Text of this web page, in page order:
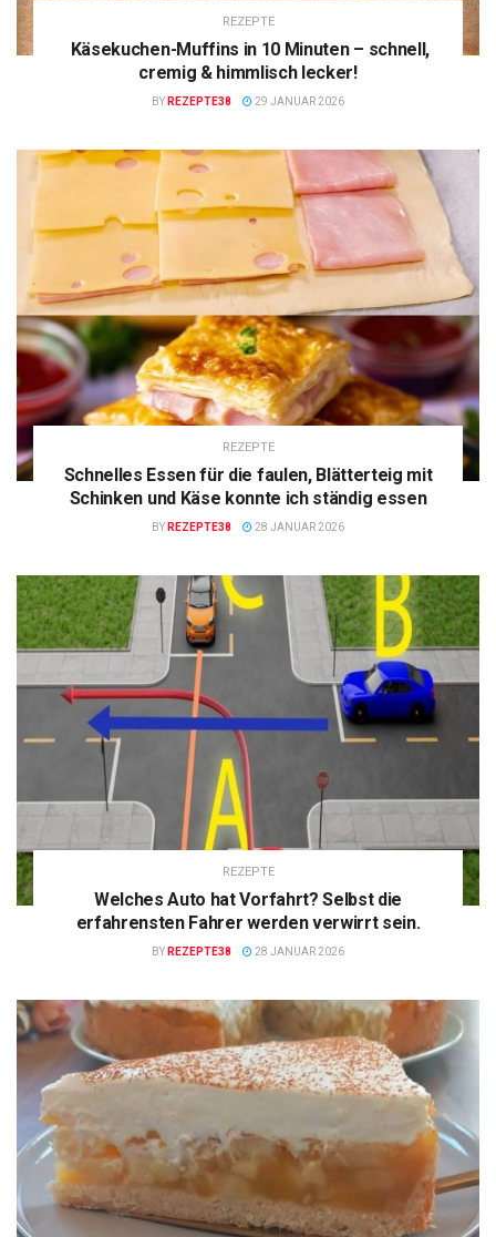
REZEPTE
Käsekuchen-Muffins in 10 Minuten – schnell,
cremig & himmlisch lecker!
BY REZEPTE38 29 JANUAR 2026
REZEPTE
Schnelles Essen für die faulen, Blätterteig mit
Schinken und Käse konnte ich ständig essen
BY REZEPTE38 28 JANUAR 2026
REZEPTE
Welches Auto hat Vorfahrt? Selbst die
erfahrensten Fahrer werden verwirrt sein.
BY REZEPTE38 28 JANUAR 2026